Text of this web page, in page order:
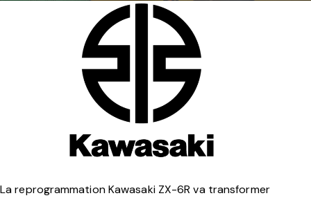
La reprogrammation Kawasaki ZX-6R va transformer